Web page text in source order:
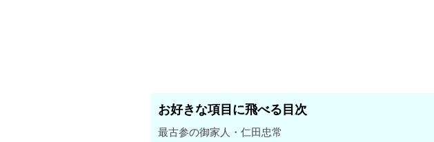
お好きな項目に飛べる目次
最古参の御家人・仁田忠常